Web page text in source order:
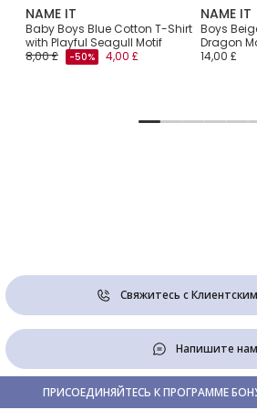
NAME IT
Baby Boys Blue Cotton T-Shirt
with Playful Seagull Motif
8,00 £
-50% 4,00 £
NAME IT
Boys
Dragon
14,00 £
Свяжитесь с
Напишите нам
ПРИСОЕДИНЯЙТЕСЬ К ПРОГРАММЕ